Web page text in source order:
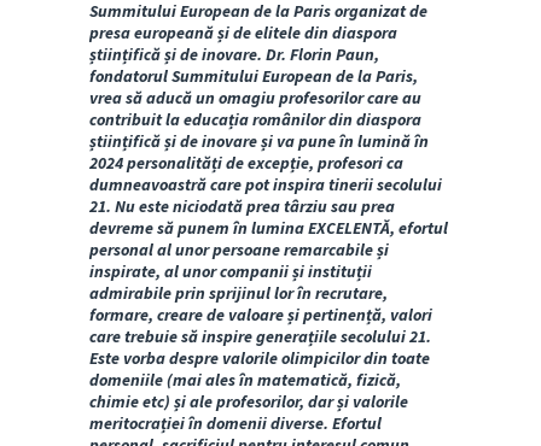
Summitului European de la Paris organizat de
presa europeană și de elitele din diaspora
științifică și de inovare. Dr. Florin Paun,
fondatorul Summitului European de la Paris,
vrea să aducă un omagiu profesorilor care au
contribuit la educația românilor din diaspora
științifică și de inovare și va pune în lumină în
2024 personalități de excepție, profesori ca
dumneavoastră care pot inspira tinerii secolului
21. Nu este niciodată prea târziu sau prea
devreme să punem în lumina EXCELENTĂ, efortul
personal al unor persoane remarcabile și
inspirate, al unor companii și instituții
admirabile prin sprijinul lor în recrutare,
formare, creare de valoare și pertinență, valori
care trebuie să inspire generațiile secolului 21.
Este vorba despre valorile olimpicilor din toate
domeniile (mai ales în matematică, fizică,
chimie etc) și ale profesorilor, dar și valorile
meritocrației în domenii diverse. Efortul